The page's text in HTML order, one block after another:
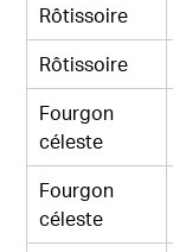
Rôtissoire
Rôtissoire
Fourgon
céleste
Fourgon
céleste